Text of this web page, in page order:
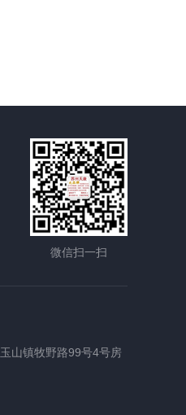
微信扫一扫
山镇牧野路99号4号房